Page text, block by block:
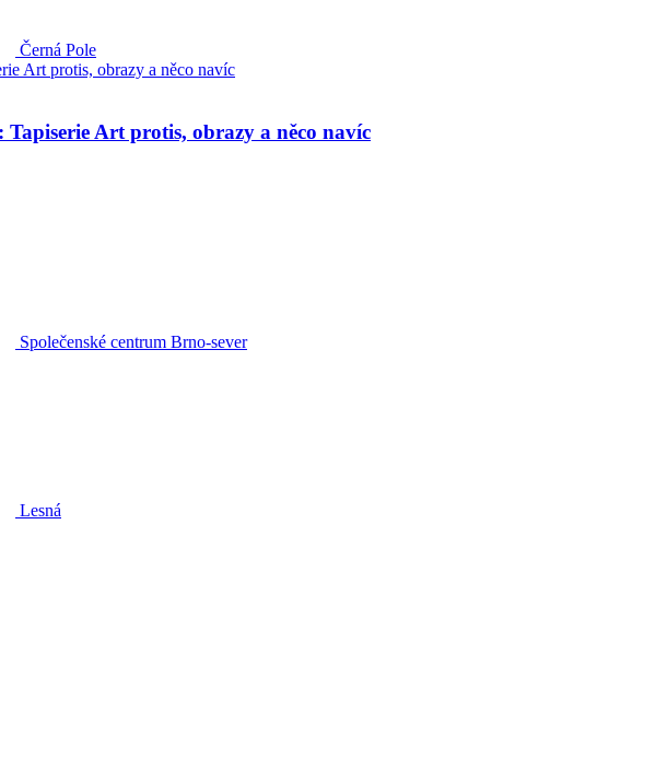
Černá Pole
Art protis, obrazy a něco navíc
Společenské centrum Brno-sever
Lesná